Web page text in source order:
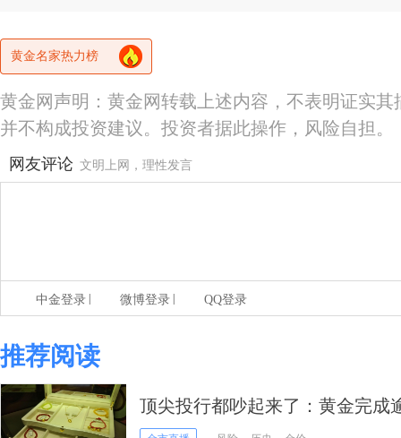
黄金名家热力榜
黄金网声明：黄金网转载上述内容，不表明证实
并不构成投资建议。投资者据此操作，风险自担。
网友评论 文明上网，理性发言
中金登录 微博登录 QQ登录
推荐阅读
顶尖投行都吵起来了：黄金完成
更“牛”还是已近峰值？！